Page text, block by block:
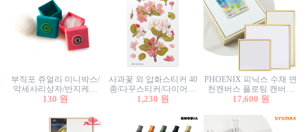
부직포 쥬얼리 미니박스/
악세사리상자/반지케이
스/반지상자/귀걸이상자/
130 원
사과꽃 외 압화스티커 40
종/다꾸스티커/다이어리
꾸미기/꽃스티커/자연물
1,230 원
PHOENIX 피닉스 수채 면
천캔버스 플로팅 캔버스
프레임세트 30x30cm/액자
17,600 원